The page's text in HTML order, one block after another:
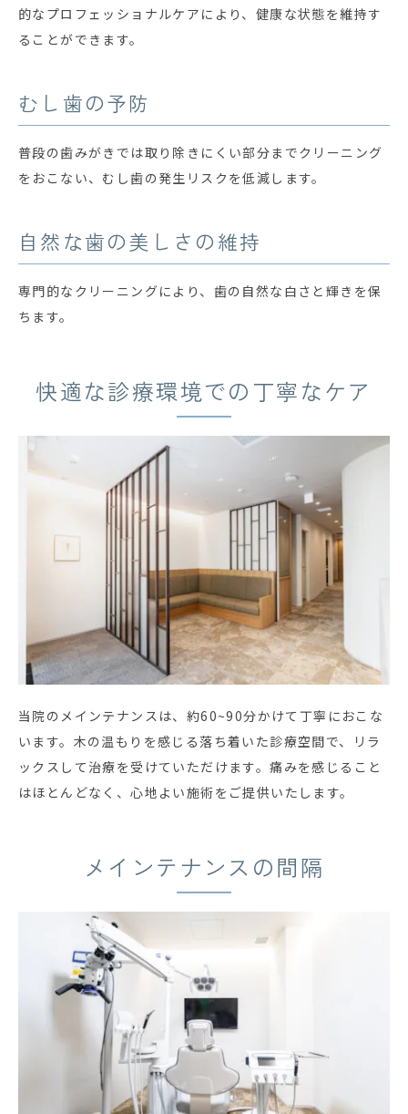
的なプロフェッショナルケアにより、健康な状態を維持す
ることができます。
むし歯の予防
普段の歯みがきでは取り除きにくい部分までクリーニング
をおこない、むし歯の発生リスクを低減します。
自然な歯の美しさの維持
専門的なクリーニングにより、歯の自然な白さと輝きを保
ちます。
快適な診療環境での丁寧なケア
当院のメインテナンスは、約60~90分かけて丁寧におこな
います。木の温もりを感じる落ち着いた診療空間で、リラ
ックスして治療を受けていただけます。痛みを感じること
はほとんどなく、心地よい施術をご提供いたします。
メインテナンスの間隔